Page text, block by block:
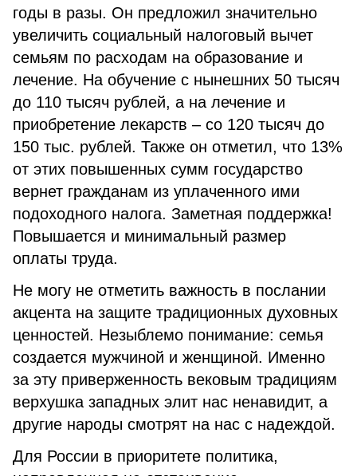
годы в разы. Он предложил значительно
увеличить социальный налоговый вычет
семьям по расходам на образование и
лечение. На обучение с нынешних 50 тысяч
до 110 тысяч рублей, а на лечение и
приобретение лекарств – со 120 тысяч до
150 тыс. рублей. Также он отметил, что 13%
от этих повышенных сумм государство
вернет гражданам из уплаченного ими
подоходного налога. Заметная поддержка!
Повышается и минимальный размер
оплаты труда.
Не могу не отметить важность в послании
акцента на защите традиционных духовных
ценностей. Незыблемо понимание: семья
создается мужчиной и женщиной. Именно
за эту приверженность вековым традициям
верхушка западных элит нас ненавидит, а
другие народы смотрят на нас с надеждой.
Для России в приоритете политика,